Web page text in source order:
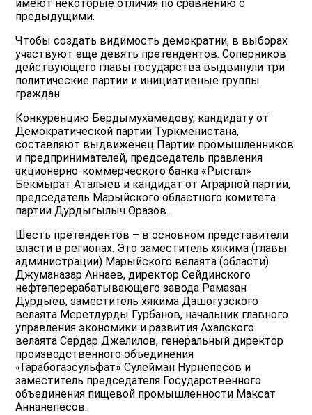
имеют некоторые отличия по сравнению с
предыдущими.
Чтобы создать видимость демократии, в выборах
участвуют еще девять претендентов. Соперников
действующего главы государства выдвинули три
политические партии и инициативные группы
граждан.
Конкуренцию Бердымухамедову, кандидату от
Демократической партии Туркменистана,
составляют выдвиженец Партии промышленников
и предпринимателей, председатель правления
акционерно-коммерческого банка «Рысгал»
Бекмырат Аталыев и кандидат от Аграрной партии,
председатель Марыйского областного комитета
партии Дурдыгылыч Оразов.
Шесть претендентов – в основном представители
власти в регионах. Это заместитель хякима (главы
администрации) Марыйского велаята (области)
Джуманазар Аннаев, директор Сейдинского
нефтеперерабатывающего завода Рамазан
Дурдыев, заместитель хякима Дашогузского
велаята Меретдурды Гурбанов, начальник главного
управления экономики и развития Ахалского
велаята Сердар Джелилов, генеральный директор
производственного объединения
«Гарабогазсульфат» Сулейман Нурнепесов и
заместитель председателя Государственного
объединения пищевой промышленности Максат
Аннанепесов.